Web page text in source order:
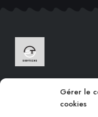
Gérer le
cookies
qui s’efforce de créer
solutions digitales qui